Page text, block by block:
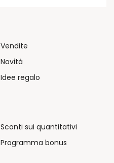
Vendite
Novità
Idee regalo
Sconti sui quantitativi
Programma bonus